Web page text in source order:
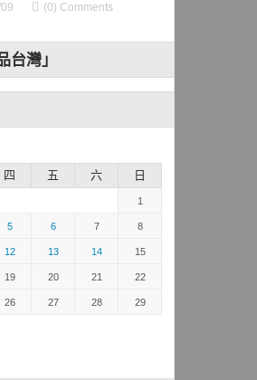
(0) Comments
灣」
四 五 六 日
1
5 6 7 8
12 13 14 15
19 20 21 22
26 27 28 29